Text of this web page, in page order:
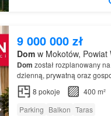
9 000 000 zł
Domw Mokotów, Powiat
Dom został rozplanowany
dzienną, prywatną oraz
8 pokoje
400 m²
Parking Balkon Taras